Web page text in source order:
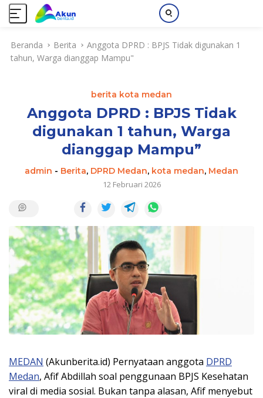
Beranda Berita
Anggota DPRD : BPJS Tidak digunakan 1
tahun, Warga dianggap Mampu"
berita kota medan
Anggota DPRD : BPJS Tidak
digunakan 1 tahun, Warga
dianggap Mampu”
admin - Berita, DPRD Medan, kota medan, Medan
12 Februari 2026
MEDAN (Akunberita.id) Pernyataan anggota DPRD
Medan, Afif Abdillah soal penggunaan BPJS Kesehatan
viral di media sosial. Bukan tanpa alasan, Afif menyebut